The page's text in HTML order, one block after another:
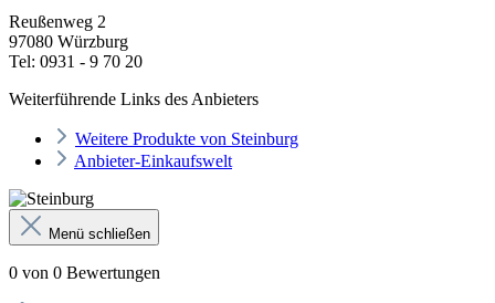
Reußenweg 2
97080 Würzburg
Tel: 0931 - 9 70 20
Weiterführende Links des Anbieters
Weitere Produkte von Steinburg
Anbieter-Einkaufswelt
Menü schließen
0 von 0 Bewertungen